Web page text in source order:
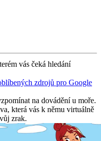
vás čeká hledání
zdrojů pro Google
na dovádění u moře.
která vás k němu virtuálně
zrak.